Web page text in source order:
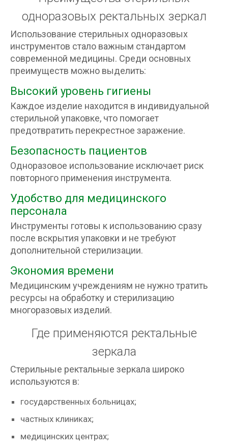
одноразовых ректальных зеркал
Использование стерильных одноразовых
инструментов стало важным стандартом
современной медицины. Среди основных
преимуществ можно выделить:
Высокий уровень гигиены
Каждое изделие находится в индивидуальной
стерильной упаковке, что помогает
предотвратить перекрестное заражение.
Безопасность пациентов
Одноразовое использование исключает риск
повторного применения инструмента.
Удобство для медицинского
персонала
Инструменты готовы к использованию сразу
после вскрытия упаковки и не требуют
дополнительной стерилизации.
Экономия времени
Медицинским учреждениям не нужно тратить
ресурсы на обработку и стерилизацию
многоразовых изделий.
Где применяются ректальные
зеркала
Стерильные ректальные зеркала широко
используются в:
государственных больницах;
частных клиниках;
медицинских центрах;